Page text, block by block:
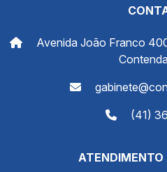
Avenida João Franco
(41)
ATENDIMENTO